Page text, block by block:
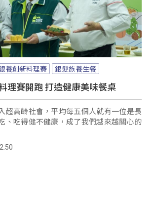
養創新料理賽 銀髮族養生餐
理賽開跑 打造健康美味餐桌
超高齡社會，平均每五個人就有一位是長
、吃得健不健康，成了我們越來越關心的